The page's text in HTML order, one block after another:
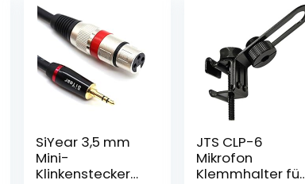
SiYear 3,5 mm
Mini-
Klinkenstecker
JTS CLP-6
Mikrofon
Klemmhalter für